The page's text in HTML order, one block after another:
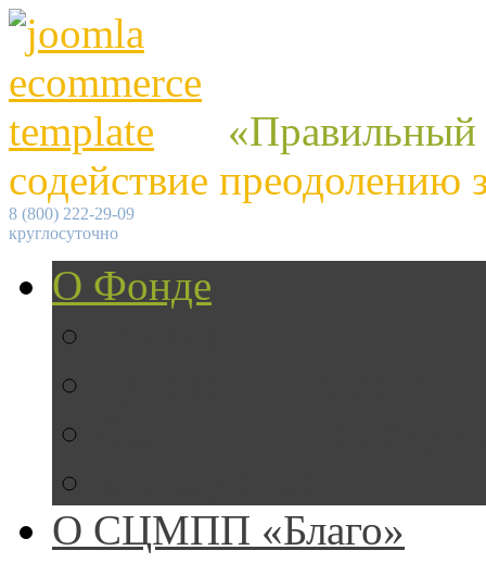
содействие преодолению
8 (800) 222-29-09
круглосуточно
О Фонде
О СЦМПП «Благо»